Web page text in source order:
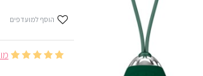
הוסף למועדפים